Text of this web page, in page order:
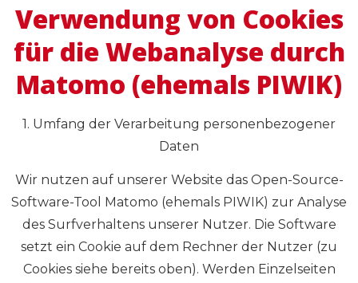
Verwendung von Cookies
für die Webanalyse durch
Matomo (ehemals PIWIK)
1. Umfang der Verarbeitung personenbezogener
Daten
Wir nutzen auf unserer Website das Open-Source-
Software-Tool Matomo (ehemals PIWIK) zur Analyse
des Surfverhaltens unserer Nutzer. Die Software
setzt ein Cookie auf dem Rechner der Nutzer (zu
Cookies siehe bereits oben). Werden Einzelseiten